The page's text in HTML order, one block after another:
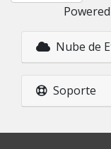
Nube de
Soporte